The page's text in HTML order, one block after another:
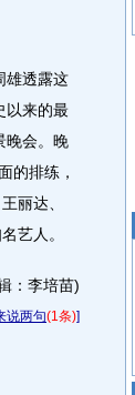
透露这
以来的最
晚会。晚
的排练，
丽达、
艺人。
：李培苗)
说两句(1条)]